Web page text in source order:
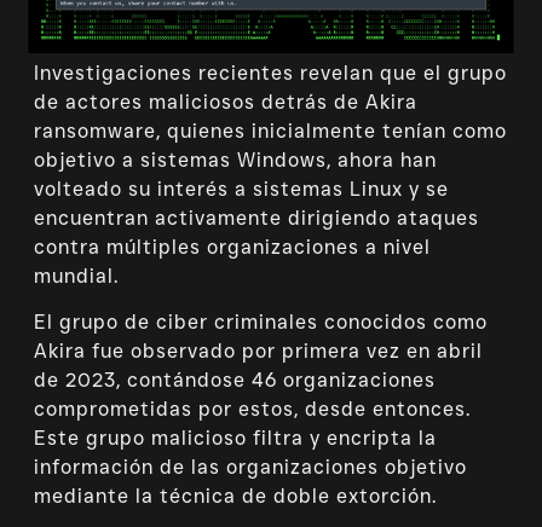
Investigaciones recientes revelan que el grupo
de actores maliciosos detrás de Akira
ransomware, quienes inicialmente tenían como
objetivo a sistemas Windows, ahora han
volteado su interés a sistemas Linux y se
encuentran activamente dirigiendo ataques
contra múltiples organizaciones a nivel
mundial.
El grupo de ciber criminales conocidos como
Akira fue observado por primera vez en abril
de 2023, contándose 46 organizaciones
comprometidas por estos, desde entonces.
Este grupo malicioso filtra y encripta la
información de las organizaciones objetivo
mediante la técnica de doble extorción.